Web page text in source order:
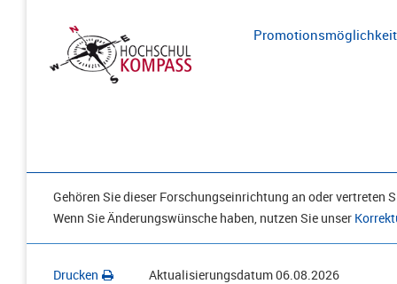
Gehören Sie dieser Forschungseinrichtung an oder vertreten
Wenn Sie Änderungswünsche haben, nutzen Sie unser
Drucken Aktualisierungsdatum06.08.2026